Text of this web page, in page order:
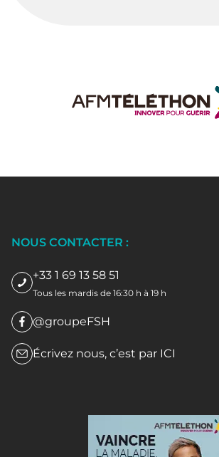
NOUS CONTACTER :
+33 1 69 13 58 51
Tous les mardis de 16:30 h à 19 h
@groupeFSH
Écrivez nous, c’est par ICI